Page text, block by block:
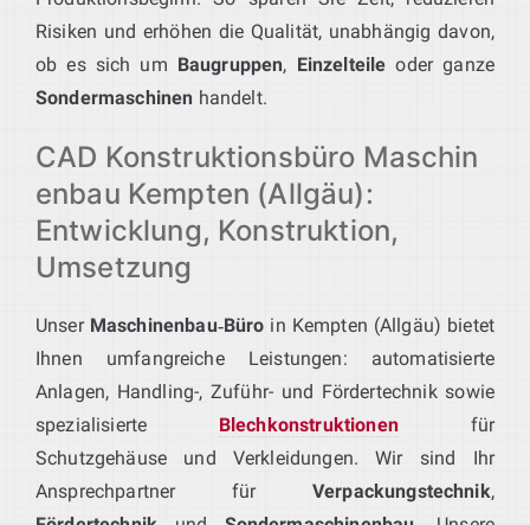
Risiken und erhöhen die Qualität, unabhängig davon,
ob es sich um Baugruppen, Einzelteile oder ganze
Sondermaschinen handelt.
CAD Konstruktionsbüro Maschin
enbau Kempten (Allgäu):
Entwicklung, Konstruktion,
Umsetzung
Unser Maschinenbau‑Büro in Kempten (Allgäu) bietet
Ihnen umfangreiche Leistungen: automatisierte
Anlagen, Handling-, Zuführ- und Fördertechnik sowie
spezialisierte Blechkonstruktionenfür
Schutzgehäuse und Verkleidungen. Wir sind Ihr
Ansprechpartner für Verpackungstechnik,